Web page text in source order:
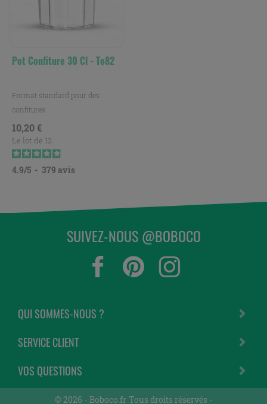
Pot Confiture 30 Cl - To82
Format standard pour des
confitures
Prix
10,20 €
Le lot de 12
4.9/5 - 379 avis
QUI SOMMES-NOUS ?
SERVICE CLIENT
VOS QUESTIONS
SUIVEZ-NOUS @BOBOCO
© 2026 - Boboco.fr Tous droits réservés -